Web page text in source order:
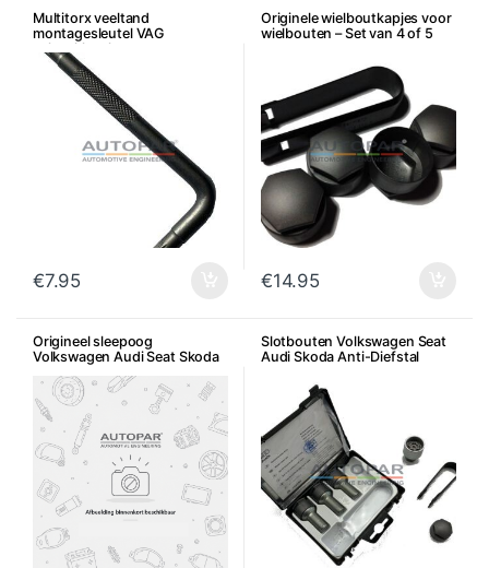
Multitorx veeltand
montagesleutel VAG
achterklepslot
€7.95
Originele wielboutkapjes voor
wielbouten – Set van 4 of 5
€14.95
Origineel sleepoog
Volkswagen Audi Seat Skoda
Slotbouten Volkswagen Seat
Audi Skoda Anti-Diefstal